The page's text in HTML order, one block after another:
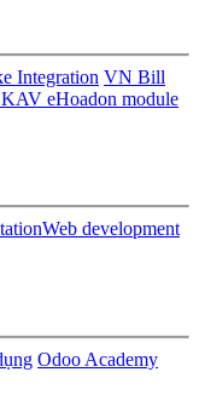
Integration VN Bill
eHoadon module
Web development
Odoo Academy